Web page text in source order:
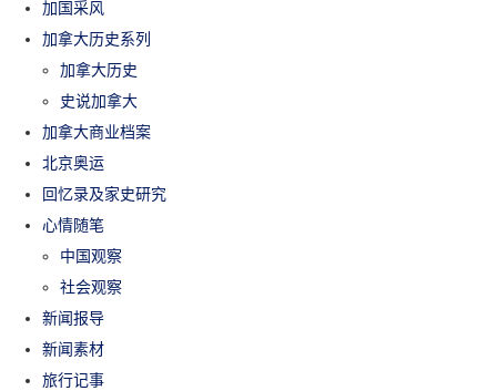
加国采风
加拿大历史系列
加拿大历史
史说加拿大
加拿大商业档案
北京奥运
回忆录及家史研究
心情随笔
中国观察
社会观察
新闻报导
新闻素材
旅行记事